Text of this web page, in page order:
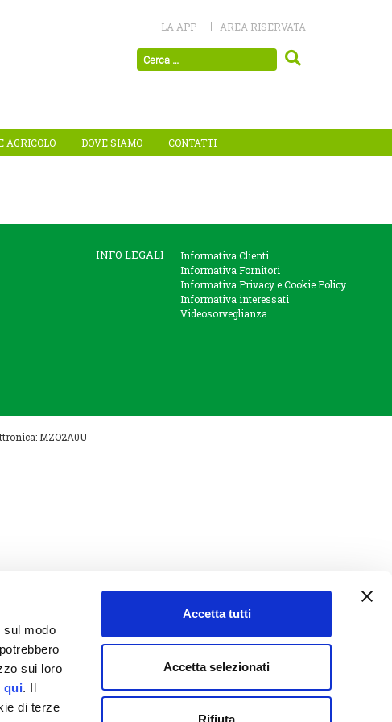
sul modo
sui loro
qui. Il
di terze
Accetta tutti
Accetta selezionati
Rifiuta
LA APP AREA RISERVATA
AGRICOLO DOVE SIAMO CONTATTI
INFO LEGALI
Informativa Clienti
Informativa Fornitori
Informativa Privacy e Cookie Policy
Informativa interessati
Videosorveglianza
MZO2A0U